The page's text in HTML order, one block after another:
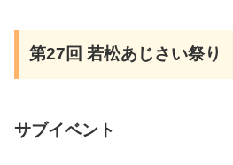
第27回 若松あじさい祭
サブイベント